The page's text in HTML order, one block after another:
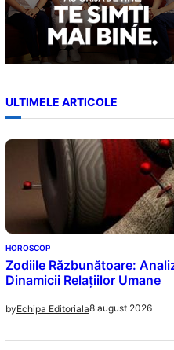
ULTIMELE ARTICOLE
HOROSCOP
Zodiile Răzbunătoare:
Dinamicii Relațiilor Umane
byEchipa Editoriala8 august 2026